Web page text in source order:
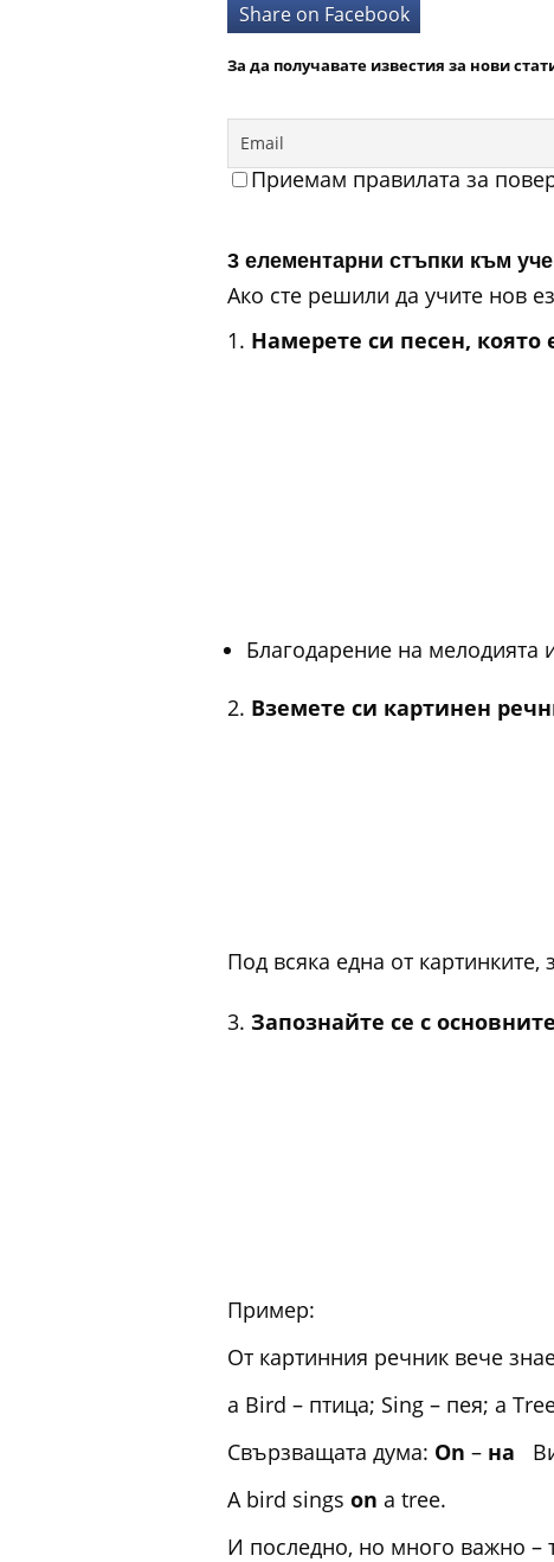
Share on Facebook
За да получавате известия за нови
Приемам правилата за
3 елементарни стъпки към
Ако сте решили да учите нов
Намерете си песен, която
Благодарение на мелодията
Вземете си картинен
Под всяка една от
3. Запознайте се с
Пример:
От картинния речник вече
a Bird – птица; Sing – пея; a
Свързващата дума: On – на
A bird sings on a tree.
И последно, но много важно –